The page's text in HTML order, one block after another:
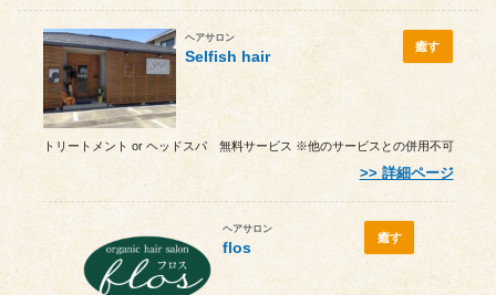
ヘアサロン
Selfish hair
癒す
トリートメント or ヘッドスパ 無料サービス ※他のサービスとの併用不可
詳細ページ
ヘアサロン
flos
癒す